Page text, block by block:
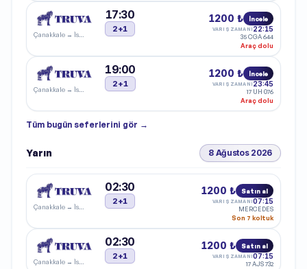
Çanakkale → İstanbul
17:30
2+1
1200 ₺ İncele
VARIŞ ZAMANI 22:15
35 CGA 644
Araç dolu
Çanakkale → İstanbul
19:00
2+1
1200 ₺ İncele
VARIŞ ZAMANI 23:45
17 UH 076
Araç dolu
Tüm bugün seferlerini gör →
Yarın 8 Ağustos 2026
Çanakkale → İstanbul
02:30
2+1
1200 ₺ Satın al
VARIŞ ZAMANI07:15
MERCEDES
Son 7 koltuk
Çanakkale → İstanbul
02:30
2+1
1200 ₺ Satın al
VARIŞ ZAMANI07:15
17 AJS 732